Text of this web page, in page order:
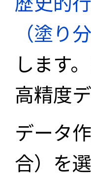
（塗り
します
高精度
データ
合）を